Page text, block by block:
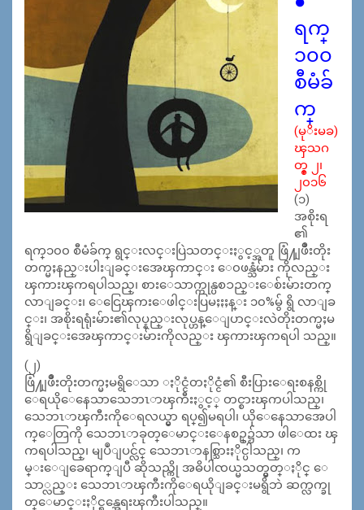
ရက္
၁၀၀
စီမံခ်
က္
(မုိးမခ)
ၾသဂ
တ္စ္ ၂၊
၂၀၁၆
(၁)
အစိုးရ
၏
ရက္၁၀၀ စီမံခ်က္ ရွင္းလင္းပြဲသတင္းႏွင့္အတူ ဖြံ႔ျဖိဳးတိုး
တက္မႈနည္းပါးျခင္းအေၾကာင္း ေ၀ဖန္သံမ်ား ကိုလည္း
ၾကားၾကရပါသည္၊ စားေသာက္ကုန္ပစၥည္းေစ်းမ်ားတက္
လာျခင္း၊ ေငြေၾကးေဖါင္းပြမႈႏႈန္း ၁၀%မွ် ရွိ လာျခ
င္း၊ အစိုးရရုံးမ်ား၏လုပ္နည္းလုပ္ဟန္ေျပာင္းလဲတိုးတက္မႈမ
ရွိျခင္းအေၾကာင္းမ်ားကိုလည္း ၾကားၾကရပါ သည္။
(၂)
ဖြံ႔ျဖိဳးတိုးတက္မႈမရွိေသာ ႏိုင္ငံတႏိုင္ငံ၏ စီးပြားေရးစနစ္ကို
ေရယိုေနေသာသေဘၤာၾကီးႏွင့္ တင္စားၾကပါသည္၊
သေဘၤာၾကီးကိုေရလယ္မွာ ရပ္၍မရပါ၊ ယိုေနေသာအေပါ
က္ေတြကို သေဘၤာခုတ္ေမာင္းေနစဥ္၌သာ ဖါေထး ၾ
ကရပါသည္၊ မျပဳျပင္လ်င္ သေဘၤာနစ္သြားႏိုင္ပါသည္၊ က
မ္းေျခေရာက္ျပီ ဆိုသည္ကို အဓိပါၸယ္မသတ္မွတ္ႏိုင္ ေ
သာ္လည္း သေဘၤာၾကီးကိုေရယိုျခင္းမရွိဘဲ ဆက္လက္ခု
တ္ေမာင္းႏိုင္ရန္အေရးၾကီးပါသည္။